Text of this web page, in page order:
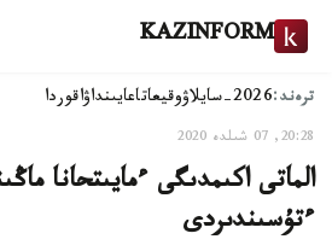
KAZINFORM
ترەند:2026-سايلاۋ وقيعاتاعايىنداۋاقوردا
20:28, 07 شىلدە 2020
الماتى اكىمدىگى ءمايىتحانا
ءتۇسىندىردى